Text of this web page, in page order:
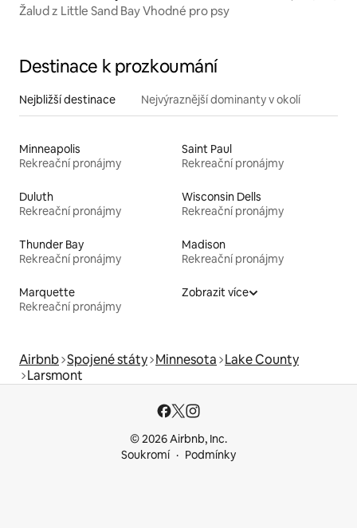
Žalud z Little Sand Bay Vhodné pro psy
Destinace k prozkoumání
Nejbližší destinace Nejvýraznější dominanty v okolí
Minneapolis
Rekreační pronájmy
Saint Paul
Rekreační pronájmy
Duluth
Rekreační pronájmy
Wisconsin Dells
Rekreační pronájmy
Thunder Bay
Rekreační pronájmy
Madison
Rekreační pronájmy
Marquette
Rekreační pronájmy
Zobrazit více
Airbnb Spojené státy Minnesota Lake County
Larsmont
© 2026 Airbnb, Inc.
Soukromí
Podmínky